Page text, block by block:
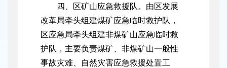
四、区矿山应急救援队。由区发展
改革局牵头组建煤矿应急临时救护队，
区应急局牵头组建非煤矿山应急临时救
护队，主要负责煤矿、非煤矿山一般性
事故灾难、自然灾害应急救援处置工